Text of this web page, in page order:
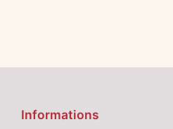
Informations